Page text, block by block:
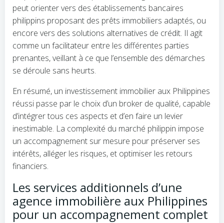
peut orienter vers des établissements bancaires
philippins proposant des prêts immobiliers adaptés, ou
encore vers des solutions alternatives de crédit. Il agit
comme un facilitateur entre les différentes parties
prenantes, veillant à ce que l’ensemble des démarches
se déroule sans heurts.
En résumé, un investissement immobilier aux Philippines
réussi passe par le choix d’un broker de qualité, capable
d’intégrer tous ces aspects et d’en faire un levier
inestimable. La complexité du marché philippin impose
un accompagnement sur mesure pour préserver ses
intérêts, alléger les risques, et optimiser les retours
financiers.
Les services additionnels d’une
agence immobilière aux Philippines
pour un accompagnement complet